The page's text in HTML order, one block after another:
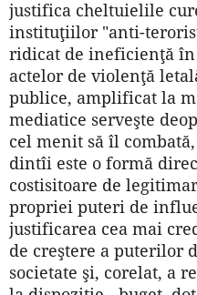
justifica cheltuielile
instituţiilor "anti-
ridicat de ineficienţă
actelor de violenţă
publice, amplificat la
mediatice serveşte
cel menit să îl
dintîi este o formă
costisitoare de
propriei puteri de
justificarea cea mai
de creştere a puterilor
societate şi, corelat, a